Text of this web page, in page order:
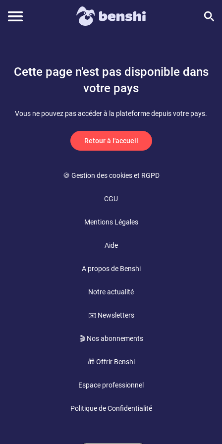
Cette page n'est pas disponible dans
votre pays
Vous ne pouvez pas accéder à la plateforme depuis votre pays.
Retour à l'accueil
🍪 Gestion des cookies et RGPD
CGU
Mentions Légales
Aide
A propos de Benshi
Notre actualité
✉️ Newsletters
🎬 Nos abonnements
🎁 Offrir Benshi
Espace professionnel
Politique de Confidentialité